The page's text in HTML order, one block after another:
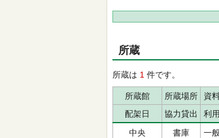
所蔵
所蔵は 1 件です。
所蔵館 所蔵場所 資
配架日
協力貸出 利
中央
書庫 一